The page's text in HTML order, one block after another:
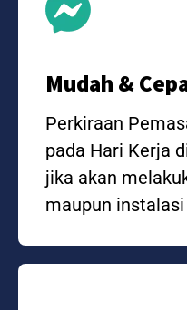
Mudah &
Perkiraan
pada Hari Kerja
jika akan
maupun instalasi